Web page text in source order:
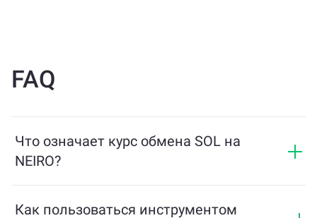
FAQ
Что означает курс обмена SOL на
NEIRO?
получите в обмен на SOL. Этот курс колеблется в
Как пользоваться инструментом